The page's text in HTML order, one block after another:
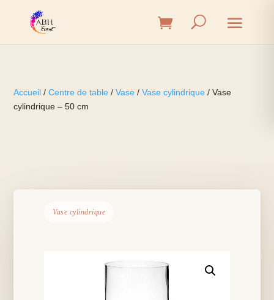
Accueil /Centre de table /Vase /Vase cylindrique / Vase
cylindrique – 50 cm
Vase cylindrique